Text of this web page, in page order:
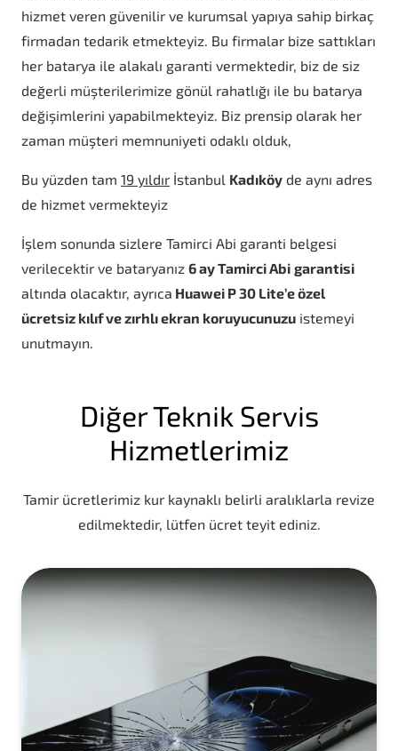
hizmet veren güvenilir ve kurumsal yapıya sahip birkaç
firmadan tedarik etmekteyiz. Bu firmalar bize sattıkları
her batarya ile alakalı garanti vermektedir, biz de siz
değerli müşterilerimize gönül rahatlığı ile bu batarya
değişimlerini yapabilmekteyiz. Biz prensip olarak her
zaman müşteri memnuniyeti odaklı olduk,
Bu yüzden tam 19 yıldır İstanbul Kadıköy de aynı adres
de hizmet vermekteyiz
İşlem sonunda sizlere Tamirci Abi garanti belgesi
verilecektir ve bataryanız 6 ay Tamirci Abi garantisi
altında olacaktır, ayrıca Huawei P 30 Lite’e özel
ücretsiz kılıf ve zırhlı ekran koruyucunuzu istemeyi
unutmayın.
Diğer Teknik Servis
Hizmetlerimiz
Tamir ücretlerimiz kur kaynaklı belirli aralıklarla revize
edilmektedir, lütfen ücret teyit ediniz.